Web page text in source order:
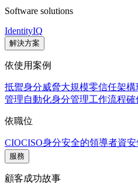
Software solutions
IdentityIQ
解決方案
依使用案例
抵禦身分威脅大規模零信任架構
管理自動化身分管理工作流程確
依職位
CIOCISO身分安全的領導者資
服務
顧客成功故事